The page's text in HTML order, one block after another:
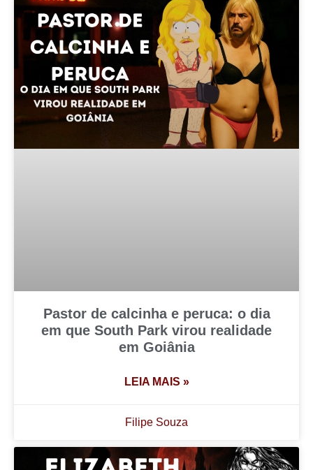
Pastor de calcinha e peruca: o dia
em que South Park virou realidade
em Goiânia
LEIA MAIS »
Filipe Souza